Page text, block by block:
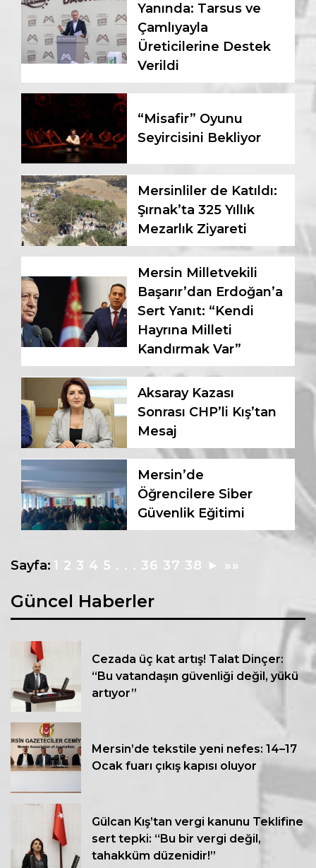
Yanında: Tarsus ve
Çamlıyayla
Üreticilerine Destek
Verildi
“Misafir” Oyunu
Seyircisini Bekliyor
Mersinliler de Katıldı:
Şırnak’ta 325 Yıllık
Mezarlık Ziyareti
Mersin Milletvekili
Başarır’dan Erdoğan’a
Sert Yanıt: “Kendi
Hayrına Milleti
Kandırmak Var”
Aksaray Kazası
Sonrası CHP’li Kış’tan
Mesaj
Mersin’de
Öğrencilere Siber
Güvenlik Eğitimi
Sayfa: 1 2 3 4 5 . . . 36 37 38 ► »»
Güncel Haberler
Cezada üç kat artış! Talat Dinçer:
“Bu vatandaşın güvenliği değil, yükü
artıyor”
Mersin’de tekstile yeni nefes: 14–17
Ocak fuarı çıkış kapısı oluyor
Gülcan Kış’tan vergi kanunu Teklifine
sert tepki: “Bu bir vergi değil,
tahakküm düzenidir!”